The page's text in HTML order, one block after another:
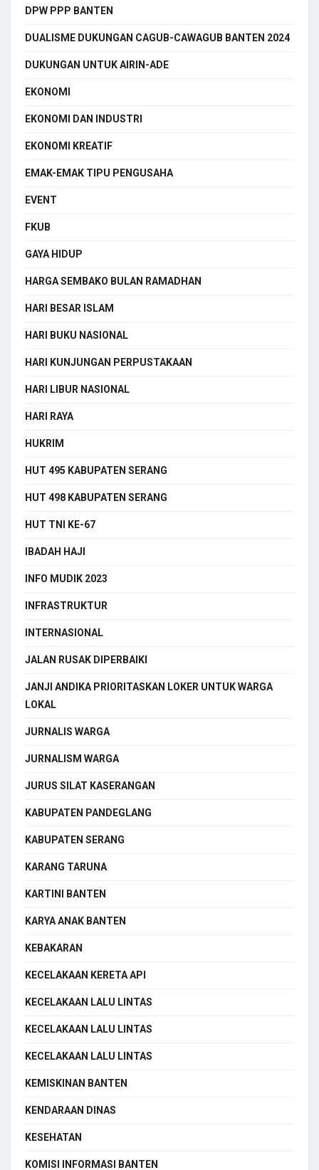
DPW PPP BANTEN
DUALISME DUKUNGAN CAGUB-CAWAGUB BANTEN 2024
DUKUNGAN UNTUK AIRIN-ADE
EKONOMI
EKONOMI DAN INDUSTRI
EKONOMI KREATIF
EMAK-EMAK TIPU PENGUSAHA
EVENT
FKUB
GAYA HIDUP
HARGA SEMBAKO BULAN RAMADHAN
HARI BESAR ISLAM
HARI BUKU NASIONAL
HARI KUNJUNGAN PERPUSTAKAAN
HARI LIBUR NASIONAL
HARI RAYA
HUKRIM
HUT 495 KABUPATEN SERANG
HUT 498 KABUPATEN SERANG
HUT TNI KE-67
IBADAH HAJI
INFO MUDIK 2023
INFRASTRUKTUR
INTERNASIONAL
JALAN RUSAK DIPERBAIKI
JANJI ANDIKA PRIORITASKAN LOKER UNTUK WARGA
LOKAL
JURNALIS WARGA
JURNALISM WARGA
JURUS SILAT KASERANGAN
KABUPATEN PANDEGLANG
KABUPATEN SERANG
KARANG TARUNA
KARTINI BANTEN
KARYA ANAK BANTEN
KEBAKARAN
KECELAKAAN KERETA API
KECELAKAAN LALU LINTAS
KECELAKAAN LALU LINTAS
KECELAKAAN LALU LINTAS
KEMISKINAN BANTEN
KENDARAAN DINAS
KESEHATAN
KOMISI INFORMASI BANTEN